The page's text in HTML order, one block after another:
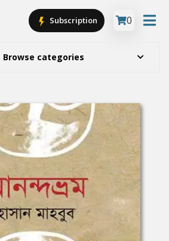
Browse categories
Subscription 0